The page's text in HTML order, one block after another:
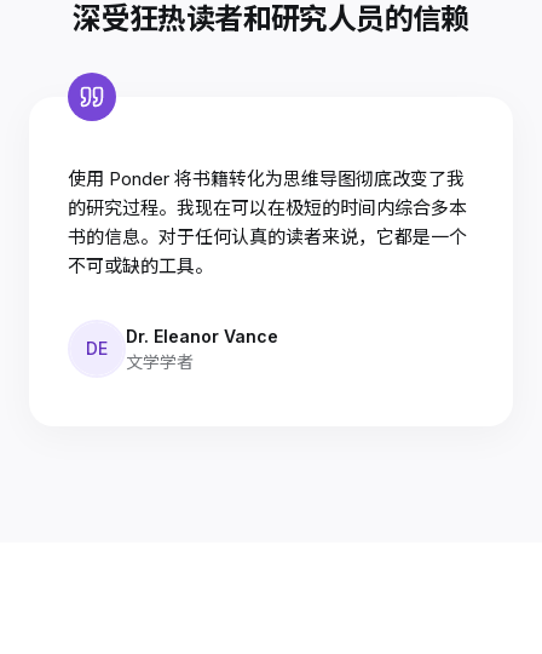
深受狂热读者和研究人员的信赖
使用 Ponder 将书籍转化为思维导图彻底改变了我
的研究过程。我现在可以在极短的时间内综合多本
书的信息。对于任何认真的读者来说，它都是一个
不可或缺的工具。
DE
Dr. Eleanor Vance
文学学者